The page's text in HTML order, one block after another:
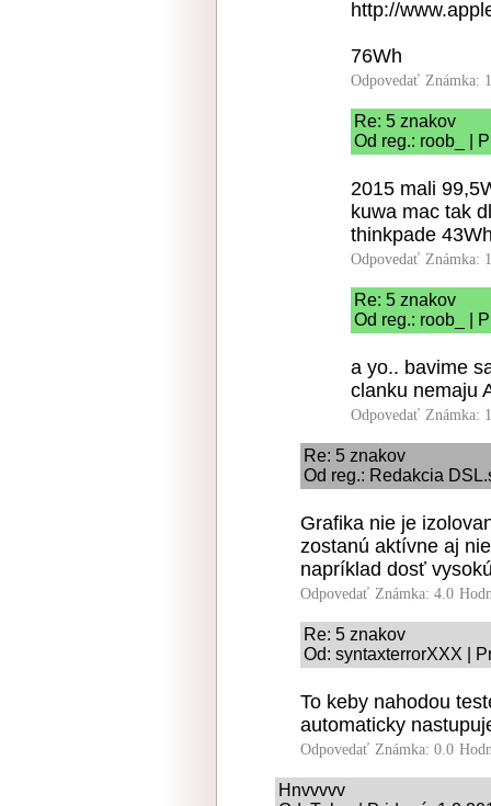
http://
76Wh
Odpovedať Známka:
Re: 5 znakov
Od reg.: roob_ |
2015 mali
kuwa mac tak
thinkpade
Odpovedať Známka:
Re: 5 znakov
Od reg.: roob_ |
a yo.. bavime
clanku nemaju
Odpovedať Známka:
Re: 5 znakov
Od reg.: Redakcia
Grafika nie je
zostanú aktívne aj
napríklad dosť
Odpovedať Známka: 4.0
Re: 5 znakov
Od: syntaxterrorXXX |
To keby nahodou
automaticky
Odpovedať Známka: 0.0
Hnvvvvv